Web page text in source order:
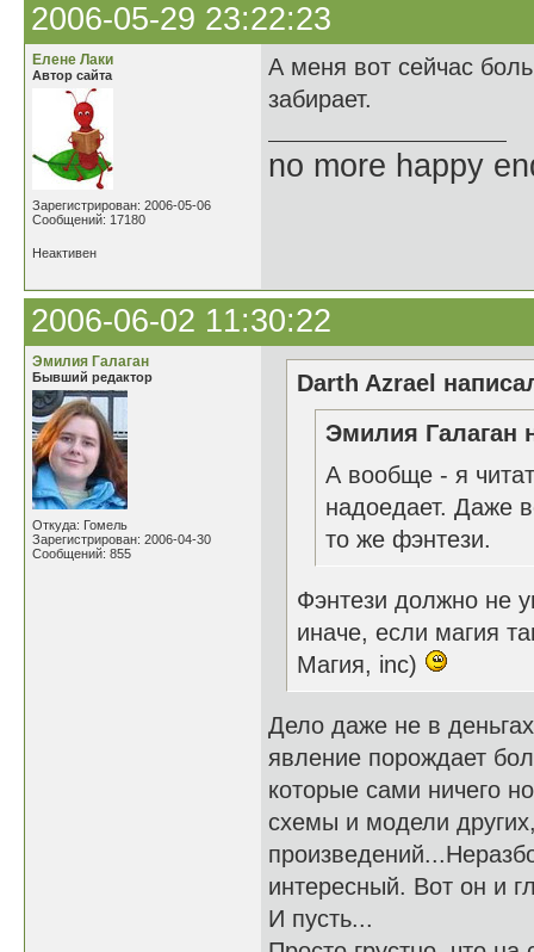
2006-05-29 23:22:23
Елене Лаки
Автор сайта
Зарегистрирован: 2006-05-06
Сообщений: 17180
А меня вот сейчас
забирает.
no more happy
Неактивен
2006-06-02 11:30:22
Эмилия Галаган
Бывший редактор
Откуда: Гомель
Зарегистрирован: 2006-04-30
Сообщений: 855
Darth Azrael
Эмилия Галаган
А вообще - я
надоедает. Даже
то же фэнтези.
Фэнтези должно не
иначе, если магия
Магия, inc)
Дело даже не в
явление порождает
которые сами ничего
схемы и модели
интересный. Вот он и
И пусть...